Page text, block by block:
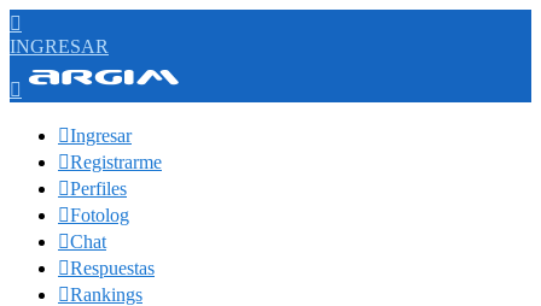

INGRESAR

Ingresar
Registrarme
Perfiles
Fotolog
Chat
Respuestas
Rankings